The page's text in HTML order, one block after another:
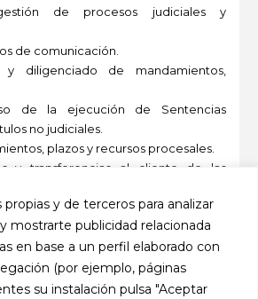
y de terceros para analizar
mostrarte publicidad relacionada
en base a un perfil elaborado con
(por ejemplo, páginas
su instalación pulsa "Aceptar
de procesos judiciales y
de comunicación.
y diligenciado de mandamientos,
de la ejecución de Sentencias
no judiciales.
plazos y recursos procesales.
y transferencias al cliente de las
lanzamiento y posesión.
despachos de todo el territorio